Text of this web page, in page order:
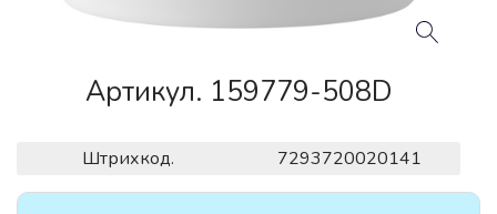
Артикул. 159779-508D
Штрихкод. 7293720020141